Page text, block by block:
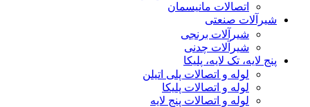
اتصالات مانیسمان
شیرآلات صنعتی
شیرآلات برنجی
شیرآلات چدنی
پنج لایه، تک لایه، پلیکا
لوله و اتصالات پلی اتیلن
لوله و اتصالات پلیکا
لوله و اتصالات پنج لایه